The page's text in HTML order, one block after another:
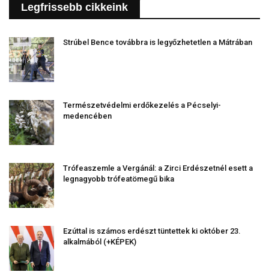
Legfrissebb cikkeink
Strúbel Bence továbbra is legyőzhetetlen a Mátrában
Természetvédelmi erdőkezelés a Pécselyi-
medencében
Trófeaszemle a Vergánál: a Zirci Erdészetnél esett a
legnagyobb trófeatömegű bika
Ezúttal is számos erdészt tüntettek ki október 23.
alkalmából (+KÉPEK)